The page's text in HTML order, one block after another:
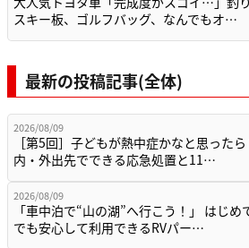
スキー板、ゴルフバッグ、なんでもオ…
最新の投稿記事(全体)
2026/08/09
［第5回］子どもが熱中症かなと思った
内・外出先でできる応急処置と11…
2026/08/09
「車中泊で“山の湖”へ行こう！」 はじめ
でも安心して利用できるRVパー…